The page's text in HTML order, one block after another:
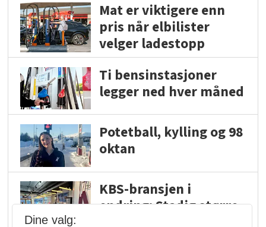
Mat er viktigere enn
pris når elbilister
velger ladestopp
Ti bensinstasjoner
legger ned hver måned
Potetball, kylling og 98
oktan
KBS-bransjen i
endring: Stadig større
Dine valg: